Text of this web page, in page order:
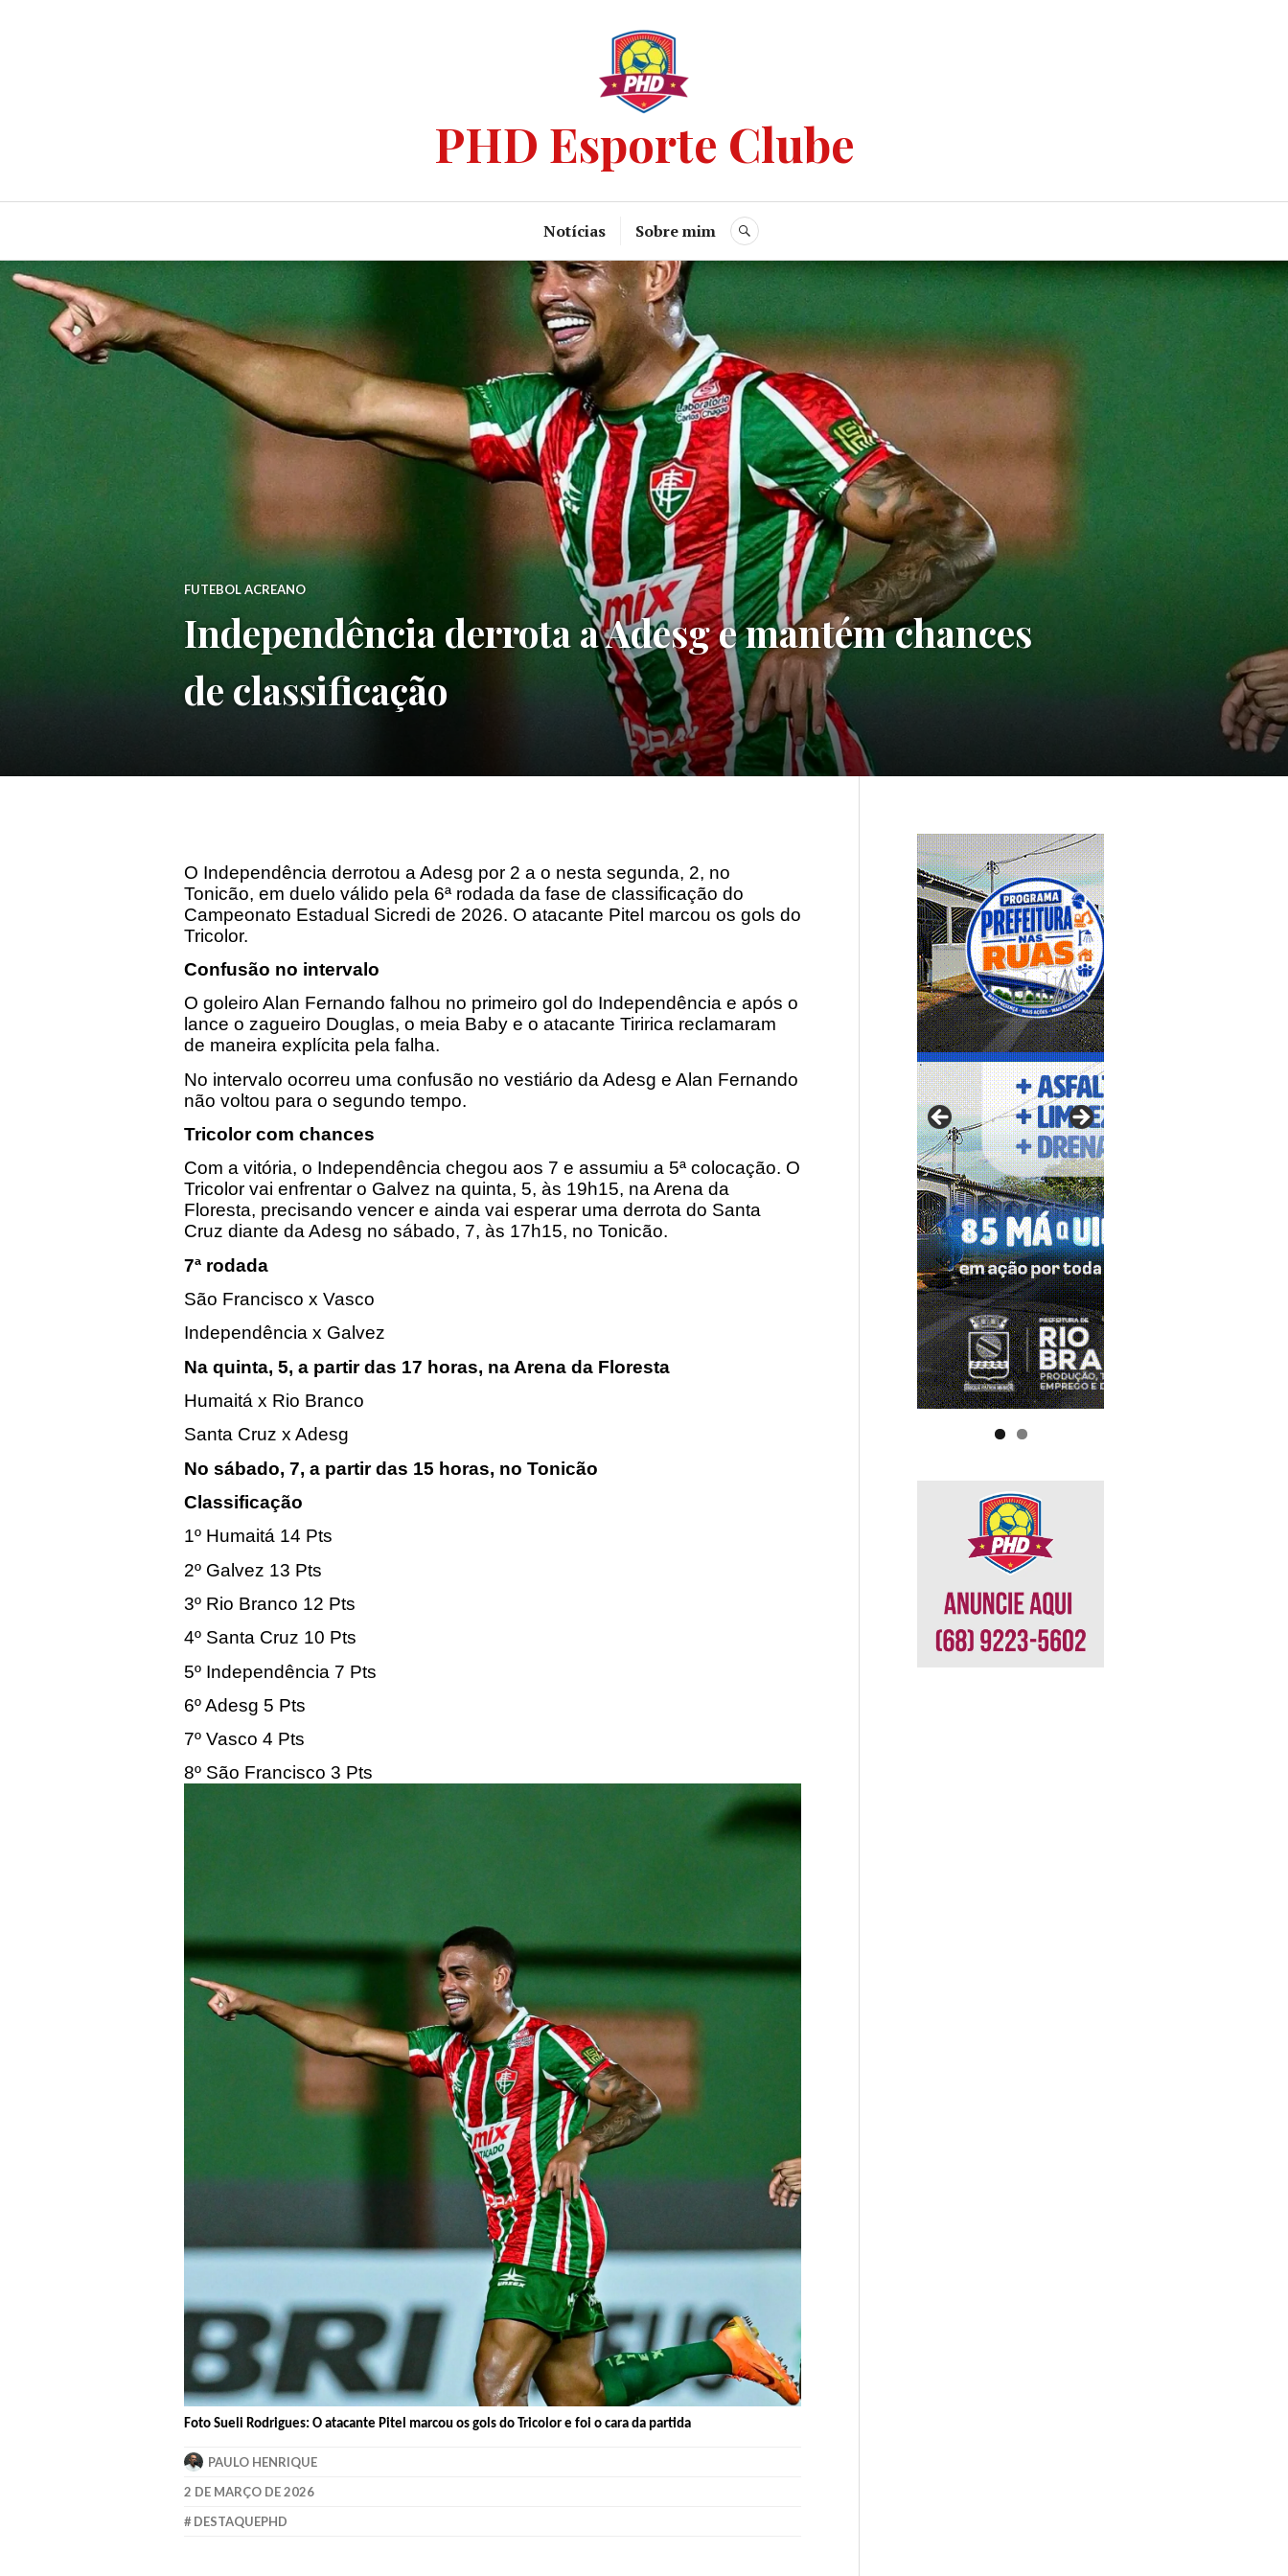
PHD Esporte Clube
Notícias Sobre mim
FUTEBOL ACREANO
Independência derrota a Adesg e mantém chances
de classificação
O Independência derrotou a Adesg por 2 a o nesta segunda, 2, no
Tonicão, em duelo válido pela 6ª rodada da fase de classificação do
Campeonato Estadual Sicredi de 2026. O atacante Pitel marcou os gols do
Tricolor.
Confusão no intervalo
O goleiro Alan Fernando falhou no primeiro gol do Independência e após o
lance o zagueiro Douglas, o meia Baby e o atacante Tiririca reclamaram
de maneira explícita pela falha.
No intervalo ocorreu uma confusão no vestiário da Adesg e Alan Fernando
não voltou para o segundo tempo.
Tricolor com chances
Com a vitória, o Independência chegou aos 7 e assumiu a 5ª colocação. O
Tricolor vai enfrentar o Galvez na quinta, 5, às 19h15, na Arena da
Floresta, precisando vencer e ainda vai esperar uma derrota do Santa
Cruz diante da Adesg no sábado, 7, às 17h15, no Tonicão.
7ª rodada
São Francisco x Vasco
Independência x Galvez
Na quinta, 5, a partir das 17 horas, na Arena da Floresta
Humaitá x Rio Branco
Santa Cruz x Adesg
No sábado, 7, a partir das 15 horas, no Tonicão
Classificação
1º Humaitá 14 Pts
2º Galvez 13 Pts
3º Rio Branco 12 Pts
4º Santa Cruz 10 Pts
5º Independência 7 Pts
6º Adesg 5 Pts
7º Vasco 4 Pts
8º São Francisco 3 Pts
Foto Sueli Rodrigues: O atacante Pitel marcou os gols do Tricolor e foi o cara da partida
PAULO HENRIQUE
2 DE MARÇO DE 2026
DESTAQUEPHD